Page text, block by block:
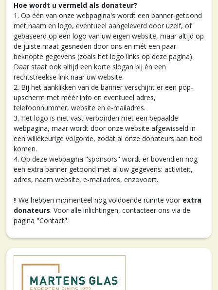
Hoe wordt u vermeld als donateur?
1. Op één van onze webpagina's wordt een banner getoond
met naam en logo, eventueel aangeleverd door uzelf, of
gebaseerd op een logo van uw eigen website, maar altijd op
de juiste maat gesneden door ons en mét een paar
beknopte gegevens (zoals het logo links op deze pagina).
Daar staat ook altijd een korte slogan bij én een
rechtstreekse link naar uw website.
2. Bij het aanklikken van de banner verschijnt er een pop-
upscherm met méér info en eventueel adres,
telefoonnummer, website en e-mailadres.
3. Het logo is niet vast verbonden met een bepaalde
webpagina, maar wordt door onze website afgewisseld in
een willekeurige volgorde, zodat al onze donateurs aan bod
komen.
4. Op deze webpagina "sponsors" wordt er bovendien nog
een extra banner getoond met al uw gegevens: activiteit,
adres, naam website, e-mailadres, enzovoort.
!! We hebben momenteel nog voldoende ruimte voor extra
donateurs. Voor alle inlichtingen, contacteer ons via de
pagina "Contact".